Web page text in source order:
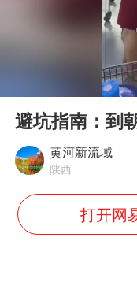
Play
避坑指南：到
黄河新流域
陕西
打开网